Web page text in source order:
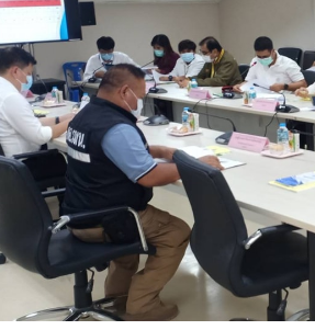
วามพึงพอใจของการดำเนินงาน อบจ.
การชำระภาษีฯ
ชำระภาษีฯ
บเบ็ดเสร็จ (One Stop Service)